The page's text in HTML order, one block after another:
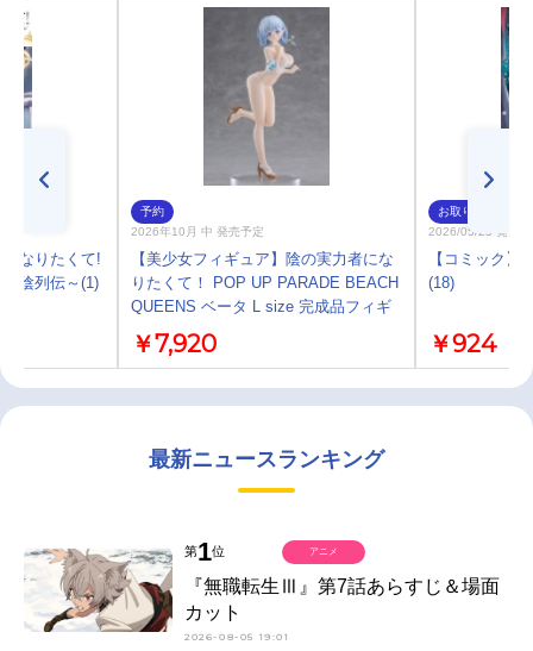
なりたくて!
陰列伝～(1)
予約
2026年10月 中 発売予定
【美少女フィギュア】陰の実力者にな
りたくて！ POP UP PARADE BEACH
QUEENS ベータ L size 完成品フィギ
ュア
￥7,920
お取り寄せ
2026/05/25 発売
【コミック】
(18)
￥924
最新ニュースランキング
第1位
『無職転生Ⅲ』第7話あらすじ＆場面
カット
2026-08-05 19:01
アニメ